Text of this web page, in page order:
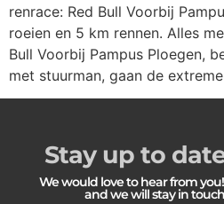
renrace: Red Bull Voorbij
roeien en 5 km rennen. Alles
Bull Voorbij Pampus Ploegen,
met stuurman, gaan de
Stay up to
We would love to hear from
and we will stay in